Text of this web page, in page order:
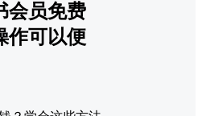
会员免费
作可以便